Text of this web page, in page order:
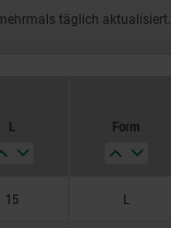
täglich aktualisiert.
L Form
15 L